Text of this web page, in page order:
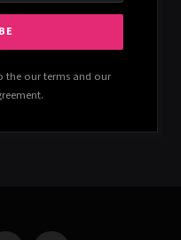
the our terms and our